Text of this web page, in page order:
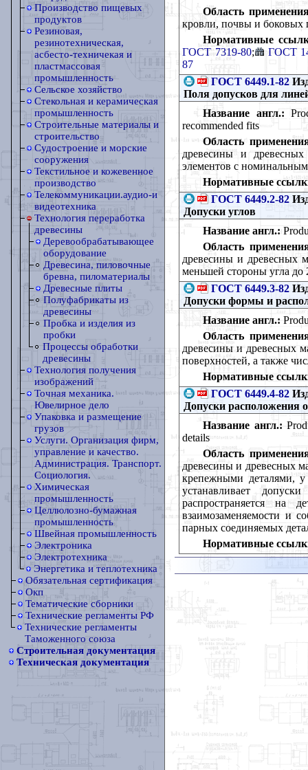
Производство пищевых
продуктов
Резиновая,
резинотехническая,
асбесто-техничекая и
пластмассовая
промышленность
Сельское хозяйство
Стекольная и керамическая
промышленность
Строительные материалы и
строительство
Судостроение и морские
сооружения
Текстильное и кожевенное
производство
Телекоммуникации.аудио-и
видеотехника
Технология переработка
древесины
Деревообрабатывающее
оборудование
Древесина, пиловочные
бревна, пиломатериалы
Древесные плиты
Полуфабрикаты из
древесины
Пробка и изделия из
пробки
Процессы обработки
древесины
Технология получения
изображений
Точная механика.
Ювелирное дело
Упаковка и размещение
грузов
Услуги. Организация фирм,
управление и качество.
Администрация. Транспорт.
Социология.
Химическая
промышленность
Целлюлозно-бумажная
промышленность
Швейная промышленность
Электроника
Электротехника
Энергетика и теплотехника
Обязательная сертификация
Окп
Тематические сборники
Технические регламенты РФ
Технические регламенты
Таможенного союза
Строительная документация
Техническая документация
Область
кровли, почвы и боковых
Нормативные
ГОСТ 7319-80;
ГОСТ
87
ГОСТ 6449.1-82
Поля допусков для
Название англ.:
recommended fits
Область
древесины и
элементов с
Нормативные
ГОСТ 6449.2-82
Допуски углов
Название англ.:
Область
древесины и древесных
меньшей стороны угла до
ГОСТ 6449.3-82
Допуски формы и
Название англ.:
Область
древесины и древесных
поверхностей, а также
Нормативные
ГОСТ 6449.4-82
Допуски расположения
Название англ.:
details
Область
древесины и древесных
крепежными деталями,
устанавливает
распространяется на
взаимозаменяемости и
парных соединяемых
Нормативные